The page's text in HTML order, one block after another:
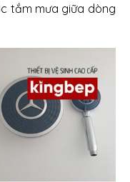
tắm mưa giữa dòng